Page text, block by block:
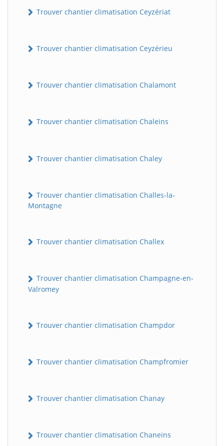
Trouver chantier climatisation Ceyzériat
Trouver chantier climatisation Ceyzérieu
Trouver chantier climatisation Chalamont
Trouver chantier climatisation Chaleins
Trouver chantier climatisation Chaley
Trouver chantier climatisation Challes-la-
Montagne
Trouver chantier climatisation Challex
Trouver chantier climatisation Champagne-en-
Valromey
Trouver chantier climatisation Champdor
Trouver chantier climatisation Champfromier
Trouver chantier climatisation Chanay
Trouver chantier climatisation Chaneins